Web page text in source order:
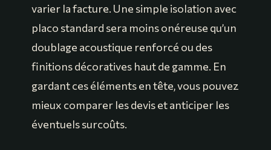
varier la facture. Une simple isolation avec
placo standard sera moins onéreuse qu’un
doublage acoustique renforcé ou des
finitions décoratives haut de gamme. En
gardant ces éléments en tête, vous pouvez
mieux comparer les devis et anticiper les
éventuels surcoûts.